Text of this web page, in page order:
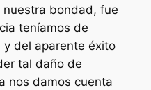
bondad, fue
teníamos de
del aparente éxito
tal daño de
nos damos cuenta